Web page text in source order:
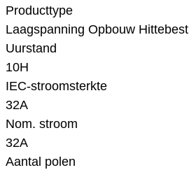
Producttype
Laagspanning Opbouw Hittebest
Uurstand
10H
IEC-stroomsterkte
32A
Nom. stroom
32A
Aantal polen